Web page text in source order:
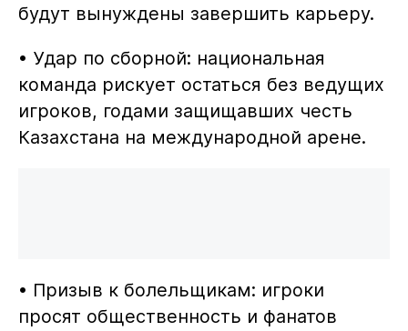
будут вынуждены завершить карьеру.
• Удар по сборной: национальная
команда рискует остаться без ведущих
игроков, годами защищавших честь
Казахстана на международной арене.
• Призыв к болельщикам: игроки
просят общественность и фанатов